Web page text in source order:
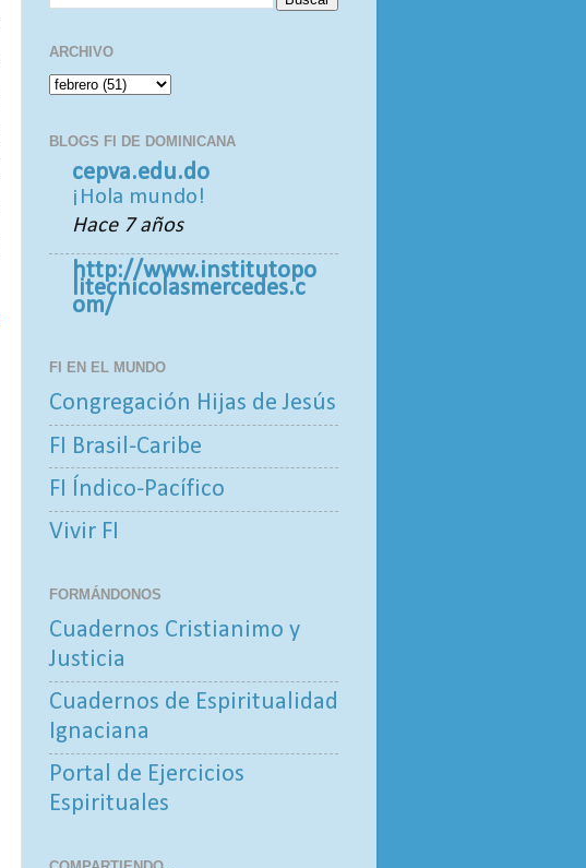
ARCHIVO
BLOGS FI DE DOMINICANA
cepva.edu.do
¡Hola mundo!
Hace 7 años
http://www.institutopo
litecnicolasmercedes.c
om/
FI EN EL MUNDO
Congregación Hijas de Jesús
FI Brasil-Caribe
FI Índico-Pacífico
Vivir FI
FORMÁNDONOS
Cuadernos Cristianimo y
Justicia
Cuadernos de Espiritualidad
Ignaciana
Portal de Ejercicios
Espirituales